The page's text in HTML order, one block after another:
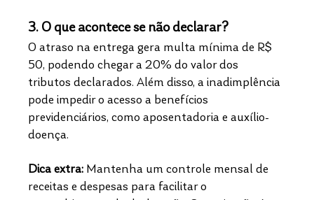
3. O que acontece se não declarar?
O atraso na entrega gera multa mínima de R$
50, podendo chegar a 20% do valor dos
tributos declarados. Além disso, a inadimplência
pode impedir o acesso a benefícios
previdenciários, como aposentadoria e auxílio-
doença.​
Dica extra: Mantenha um controle mensal de
receitas e despesas para facilitar o